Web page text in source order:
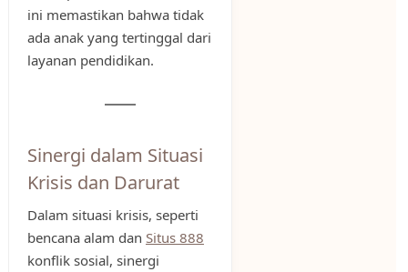
ini memastikan bahwa tidak
ada anak yang tertinggal dari
layanan pendidikan.
Sinergi dalam Situasi
Krisis dan Darurat
Dalam situasi krisis, seperti
bencana alam dan Situs 888
konflik sosial, sinergi